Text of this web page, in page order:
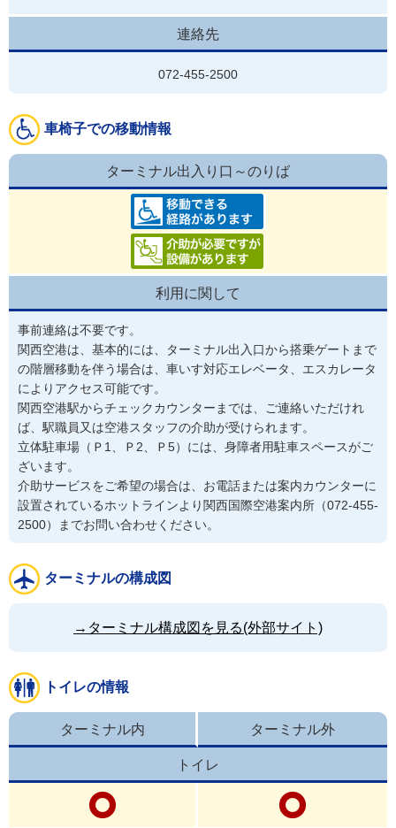
連絡先
072-455-2500
車椅子での移動情報
ターミナル出入り口～のりば
利用に関して
事前連絡は不要です。
関西空港は、基本的には、ターミナル出入口から搭乗ゲートまで
の階層移動を伴う場合は、車いす対応エレベータ、エスカレータ
によりアクセス可能です。
関西空港駅からチェックカウンターまでは、ご連絡いただけれ
ば、駅職員又は空港スタッフの介助が受けられます。
⽴体駐⾞場（Ｐ1、Ｐ2、Ｐ5）には、⾝障者⽤駐⾞スペースがご
ざいます。
介助サービスをご希望の場合は、お電話または案内カウンターに
設置されているホットラインより関⻄国際空港案内所（072-455-
2500）までお問い合わせください。
ターミナルの構成図
→ターミナル構成図を見る(外部サイト)
トイレの情報
ターミナル内 ターミナル外
トイレ